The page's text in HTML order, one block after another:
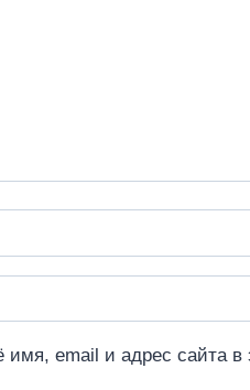
имя, email и адрес сайта